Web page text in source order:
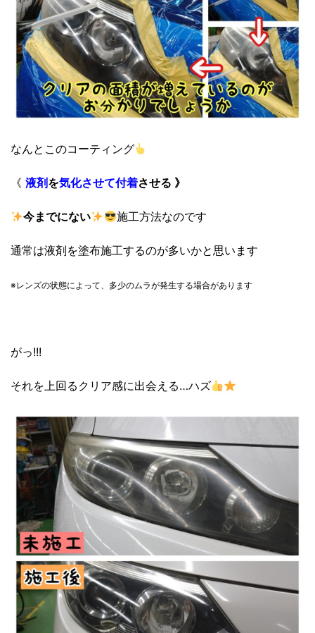
なんとこのコーティング
《 液剤 を気化させて付着させる 》
今までにない 施工方法なのです
通常は液剤を塗布施工するのが多いかと思います
※レンズの状態によって、 多少のムラが発生する場合があります
がっ!!!
それを上回るクリア感に出会える…ハズ